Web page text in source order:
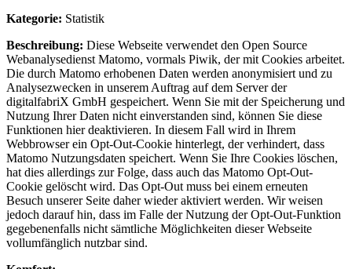
Kategorie: Statistik
Beschreibung: Diese Webseite verwendet den Open Source
Webanalysedienst Matomo, vormals Piwik, der mit Cookies arbeitet.
Die durch Matomo erhobenen Daten werden anonymisiert und zu
Analysezwecken in unserem Auftrag auf dem Server der
digitalfabriX GmbH gespeichert. Wenn Sie mit der Speicherung und
Nutzung Ihrer Daten nicht einverstanden sind, können Sie diese
Funktionen hier deaktivieren. In diesem Fall wird in Ihrem
Webbrowser ein Opt-Out-Cookie hinterlegt, der verhindert, dass
Matomo Nutzungsdaten speichert. Wenn Sie Ihre Cookies löschen,
hat dies allerdings zur Folge, dass auch das Matomo Opt-Out-
Cookie gelöscht wird. Das Opt-Out muss bei einem erneuten
Besuch unserer Seite daher wieder aktiviert werden. Wir weisen
jedoch darauf hin, dass im Falle der Nutzung der Opt-Out-Funktion
gegebenenfalls nicht sämtliche Möglichkeiten dieser Webseite
vollumfänglich nutzbar sind.